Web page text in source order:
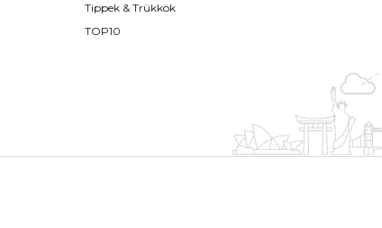
Tippek & Trükkök
TOP10